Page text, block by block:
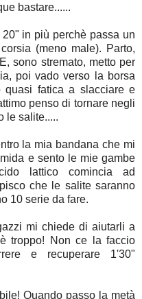
bastare......
in più perchè passa un
(meno male). Parto,
sono stremato, metto per
poi vado verso la borsa
quasi fatica a slacciare e
penso di tornare negli
le salite.....
la mia bandana che mi
e sento le mie gambe
lattico comincia ad
che le salite saranno
10 serie da fare.
mi chiede di aiutarli a
troppo! Non ce la faccio
e recuperare 1'30"
Quando passo la metà